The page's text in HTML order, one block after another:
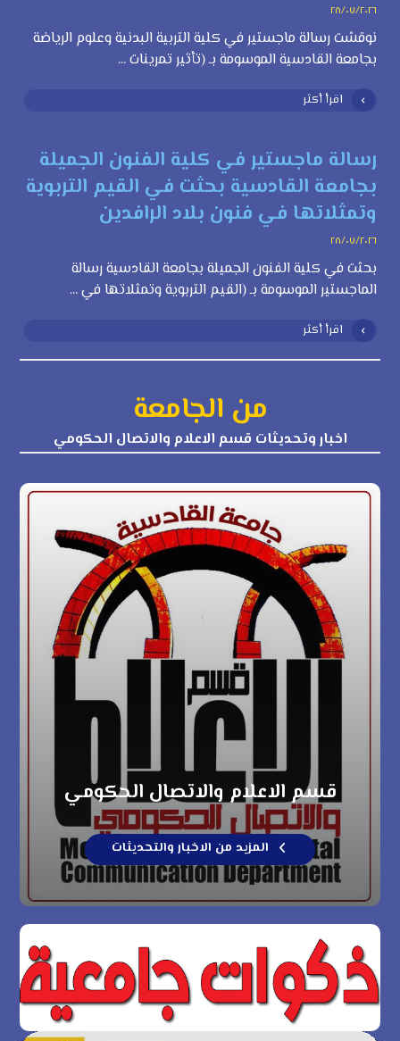
٢٨/٠٧/٢٠٢٦
نوقشت رسالة ماجستير في كلية التربية البدنية وعلوم الرياضة
بجامعة القادسية الموسومة بـ (تأثير تمرينات ...
اقرأ أكثر
رسالة ماجستير في كلية الفنون الجميلة
بجامعة القادسية بحثت في القيم التربوية
وتمثلاتها في فنون بلاد الرافدين
٢٨/٠٧/٢٠٢٦
بحثت في كلية الفنون الجميلة بجامعة القادسية رسالة
الماجستير الموسومة بـ (القيم التربوية وتمثلاتها في ...
اقرأ أكثر
من الجامعة
اخبار وتحديثات قسم الاعلام والاتصال الحكومي
قسم الاعلام والاتصال الحكومي
المزيد من الاخبار والتحديثات